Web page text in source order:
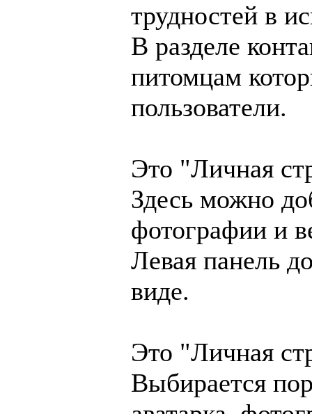
трудностей в
В разделе
питомцам
пользователи.
Это "Личная
Здесь можно
фотографии и
Левая панель
виде.
Это "Личная
Выбирается